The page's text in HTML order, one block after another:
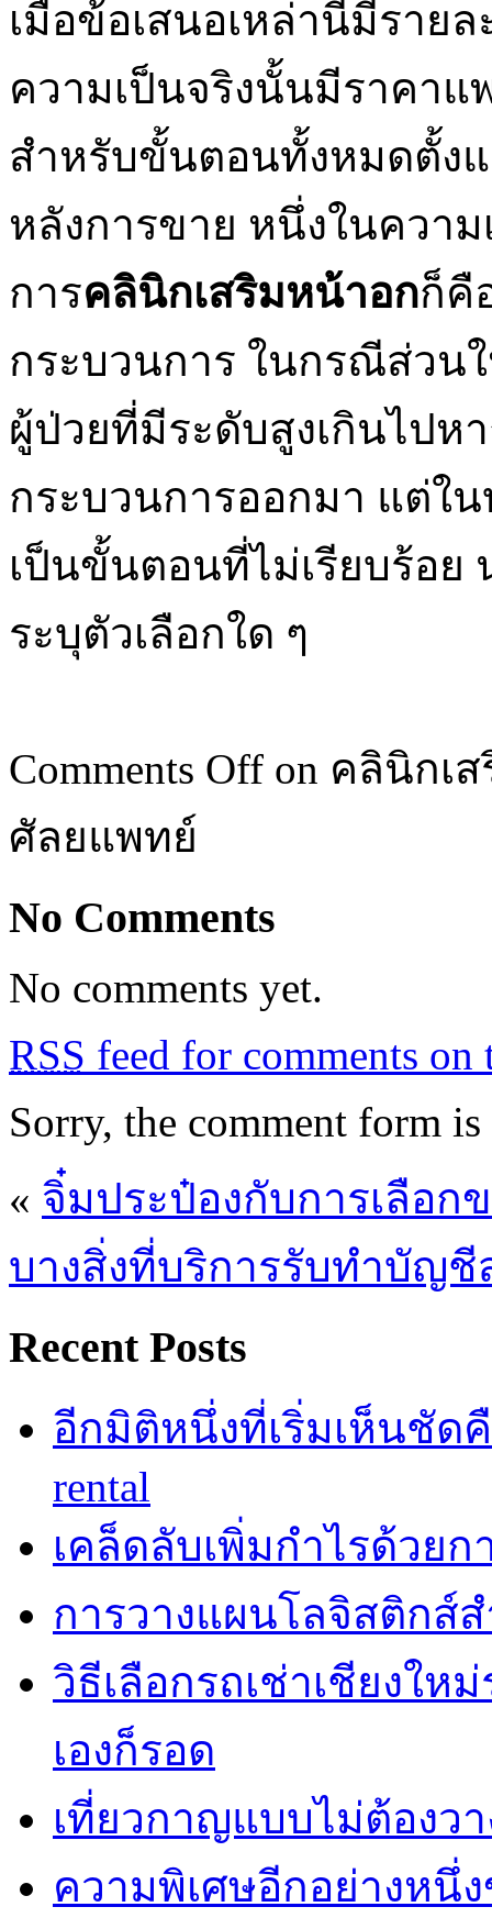
เมื่อข้อเสนอเหล่านี้มีราย
ความเป็นจริงนั้นมีราคา
สำหรับขั้นตอนทั้งหมดตั้ง
หลังการขาย หนึ่งในควา
การคลินิกเสริมหน้าอกก็คื
กระบวนการ ในกรณีส่วน
ผู้ป่วยที่มีระดับสูงเกินไปห
กระบวนการออกมา แต่ใ
เป็นขั้นตอนที่ไม่เรียบร้อย
ระบุตัวเลือกใด ๆ
Comments Off on คลินิกเ
ศัลยแพทย์
No Comments
No comments yet.
RSS feed for comments on
Sorry, the comment form
« จิ๋มประป๋องกับการเลือก
บางสิ่งที่บริการรับทำบัญ
Recent Posts
อีกมิติหนึ่งที่เริ่มเห็นชัดคื
rental
เคล็ดลับเพิ่มกำไรด้วย
การวางแผนโลจิสติกส์
วิธีเลือกรถเช่าเชียงให
เองก็รอด
เที่ยวกาญแบบไม่ต้องว
ความพิเศษอีกอย่างหนึ่